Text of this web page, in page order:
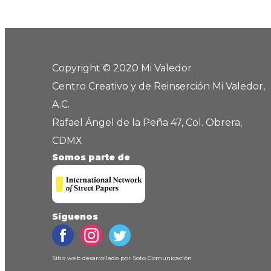
Copyright © 2020 Mi Valedor
Centro Creativo y de Reinserción Mi Valedor,
A.C.
Rafael Ángel de la Peña 47, Col. Obrera,
CDMX
Somos parte de
Síguenos
Sitio web desarrollado por Soto Comunicación